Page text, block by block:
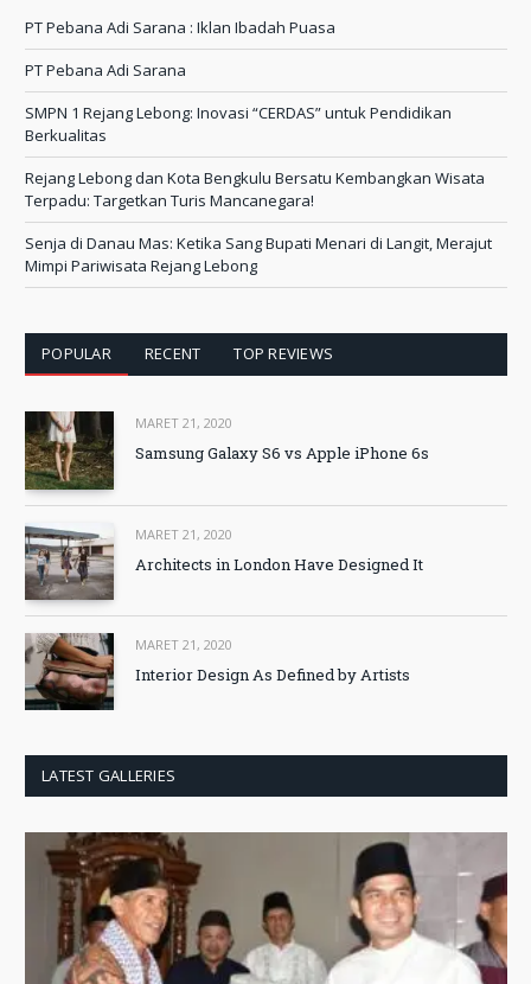
PT Pebana Adi Sarana : Iklan Ibadah Puasa
PT Pebana Adi Sarana
SMPN 1 Rejang Lebong: Inovasi “CERDAS” untuk Pendidikan
Berkualitas
Rejang Lebong dan Kota Bengkulu Bersatu Kembangkan Wisata
Terpadu: Targetkan Turis Mancanegara!
Senja di Danau Mas: Ketika Sang Bupati Menari di Langit, Merajut
Mimpi Pariwisata Rejang Lebong
POPULAR RECENT TOP REVIEWS
MARET 21, 2020
Samsung Galaxy S6 vs Apple iPhone 6s
MARET 21, 2020
Architects in London Have Designed It
MARET 21, 2020
Interior Design As Defined by Artists
LATEST GALLERIES